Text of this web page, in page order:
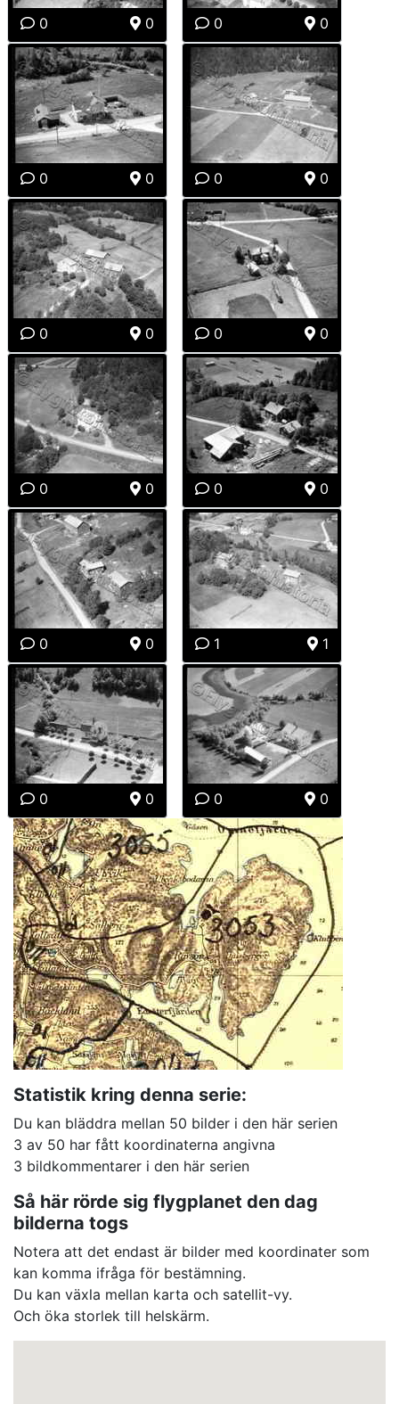
0 0 0 0
0 0 0 0
0 0 0 0
0 0 0 0
0 0 1 1
0 0 0 0
Statistik kring denna serie:
Du kan bläddra mellan 50 bilder i den här serien
3 av 50 har fått koordinaterna angivna
3 bildkommentarer i den här serien
Så här rörde sig flygplanet den dag
bilderna togs
Notera att det endast är bilder med koordinater som
kan komma ifråga för bestämning.
Du kan växla mellan karta och satellit-vy.
Och öka storlek till helskärm.